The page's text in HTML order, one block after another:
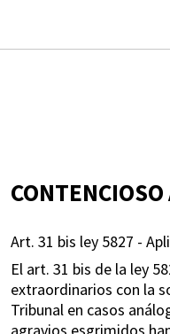
Art. 31 bis ley 5827 -
El art. 31 bis de la ley
extraordinarios con la
Tribunal en casos